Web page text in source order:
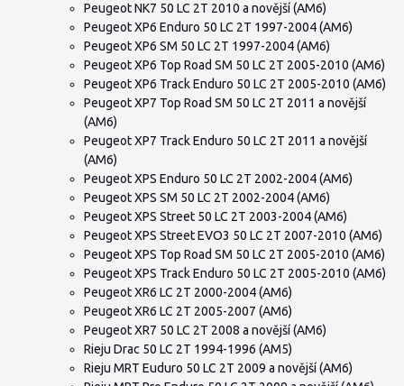
Peugeot NK7 50 LC 2T 2010 a novější (AM6)
Peugeot XP6 Enduro 50 LC 2T 1997-2004 (AM6)
Peugeot XP6 SM 50 LC 2T 1997-2004 (AM6)
Peugeot XP6 Top Road SM 50 LC 2T 2005-2010 (AM6)
Peugeot XP6 Track Enduro 50 LC 2T 2005-2010 (AM6)
Peugeot XP7 Top Road SM 50 LC 2T 2011 a novější
(AM6)
Peugeot XP7 Track Enduro 50 LC 2T 2011 a novější
(AM6)
Peugeot XPS Enduro 50 LC 2T 2002-2004 (AM6)
Peugeot XPS SM 50 LC 2T 2002-2004 (AM6)
Peugeot XPS Street 50 LC 2T 2003-2004 (AM6)
Peugeot XPS Street EVO3 50 LC 2T 2007-2010 (AM6)
Peugeot XPS Top Road SM 50 LC 2T 2005-2010 (AM6)
Peugeot XPS Track Enduro 50 LC 2T 2005-2010 (AM6)
Peugeot XR6 LC 2T 2000-2004 (AM6)
Peugeot XR6 LC 2T 2005-2007 (AM6)
Peugeot XR7 50 LC 2T 2008 a novější (AM6)
Rieju Drac 50 LC 2T 1994-1996 (AM5)
Rieju MRT Euduro 50 LC 2T 2009 a novější (AM6)